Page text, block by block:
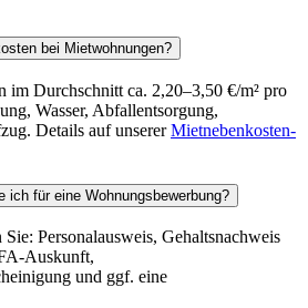
bei Mietwohnungen?
im Durchschnitt ca. 2,20–3,50 €/m² pro
Wasser, Abfallentsorgung,
Details auf unsererMietnebenkosten-
ich für eine Wohnungsbewerbung?
Personalausweis, Gehaltsnachweis
Auskunft,
und ggf. eine